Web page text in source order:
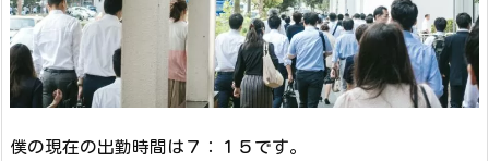
僕の現在の出勤時間は７：１５です。